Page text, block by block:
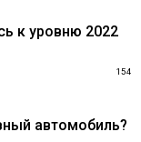
к уровню 2022
154
автомобиль?